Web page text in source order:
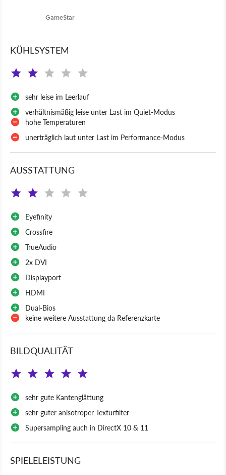
GameStar
KÜHLSYSTEM
sehr leise im Leerlauf
verhältnismäßig leise unter Last im Quiet-Modus
hohe Temperaturen
unerträglich laut unter Last im Performance-Modus
AUSSTATTUNG
Eyefinity
Crossfire
TrueAudio
2x DVI
Displayport
HDMI
Dual-Bios
keine weitere Ausstattung da Referenzkarte
BILDQUALITÄT
sehr gute Kantenglättung
sehr guter anisotroper Texturfilter
Supersampling auch in DirectX 10 & 11
SPIELELEISTUNG